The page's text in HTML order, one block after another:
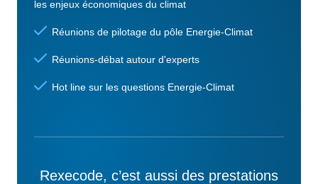
les enjeux économiques du climat
Réunions de pilotage du pôle Energie-Climat
Réunions-débat autour d'experts
Hot line sur les questions Energie-Climat
Rexecode, c’est aussi des prestations